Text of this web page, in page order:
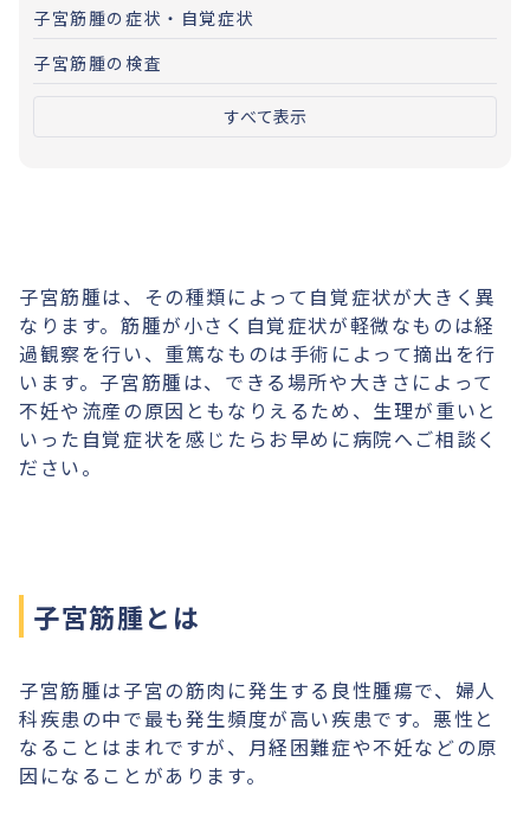
子宮筋腫の症状・自覚症状
子宮筋腫の検査
すべて表示
子宮筋腫は、その種類によって自覚症状が大きく異
なります。筋腫が小さく自覚症状が軽微なものは経
過観察を行い、重篤なものは手術によって摘出を行
います。子宮筋腫は、できる場所や大きさによって
不妊や流産の原因ともなりえるため、生理が重いと
いった自覚症状を感じたらお早めに病院へご相談く
ださい。
子宮筋腫とは
子宮筋腫は子宮の筋肉に発生する良性腫瘍で、婦人
科疾患の中で最も発生頻度が高い疾患です。悪性と
なることはまれですが、月経困難症や不妊などの原
因になることがあります。